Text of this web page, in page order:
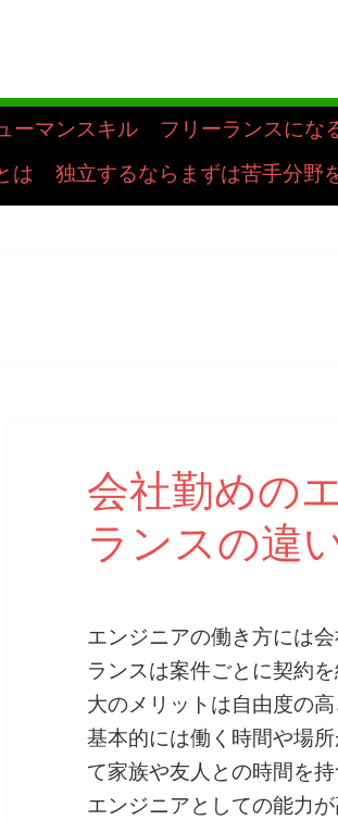
ーマンスキル
フリーランスにな
は
独立するならまずは苦手分野
会社勤めの
ランスの違
エンジニアの働き方には
ランスは案件ごとに契約
大のメリットは自由度の高
基本的には働く時間や場
て家族や友人との時間を持
エンジニアとしての能力